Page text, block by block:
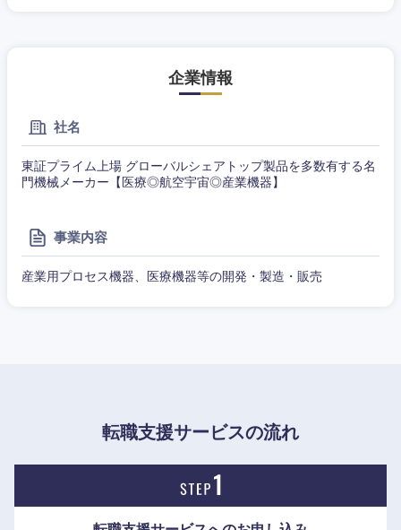
企業情報
社名
東証プライム上場 グローバルシェアトップ製品を多数有する名
門機械メーカー【医療◎航空宇宙◎産業機器】
事業内容
産業用プロセス機器、医療機器等の開発・製造・販売
転職支援サービスの流れ